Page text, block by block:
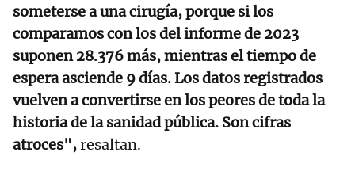
someterse a una cirugía, porque si los
comparamos con los del informe de 2023
suponen 28.376 más, mientras el tiempo de
espera asciende 9 días. Los datos registrados
vuelven a convertirse en los peores de toda la
historia de la sanidad pública. Son cifras
atroces",resaltan.